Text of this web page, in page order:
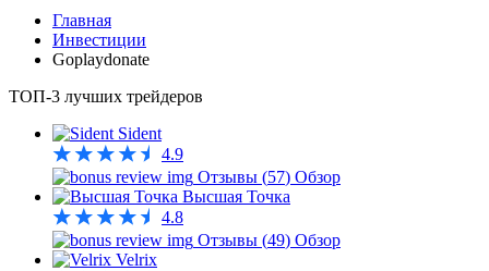
Главная
Инвестиции
Goplaydonate
ТОП-3 лучших трейдеров
Sident
4.9
Отзывы (57) Обзор
Высшая Точка
4.8
Отзывы (49) Обзор
Velrix